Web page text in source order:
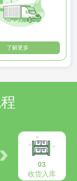
了解更多
03
收货入库